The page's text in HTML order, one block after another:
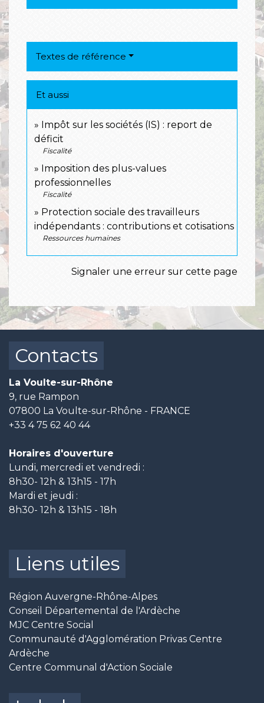
Textes de référence
Et aussi
Impôt sur les sociétés (IS) : report de
déficit
Fiscalité
Imposition des plus-values
professionnelles
Fiscalité
Protection sociale des travailleurs
indépendants : contributions et cotisations
Ressources humaines
Signaler une erreur sur cette page
Contacts
La Voulte-sur-Rhône
9, rue Rampon
07800 La Voulte-sur-Rhône - FRANCE
+33 4 75 62 40 44
Horaires d'ouverture
Lundi, mercredi et vendredi :
8h30- 12h & 13h15 - 17h
Mardi et jeudi :
8h30- 12h & 13h15 - 18h
Liens utiles
Région Auvergne-Rhône-Alpes
Conseil Départemental de l'Ardèche
MJC Centre Social
Communauté d'Agglomération Privas Centre
Ardèche
Centre Communal d'Action Sociale